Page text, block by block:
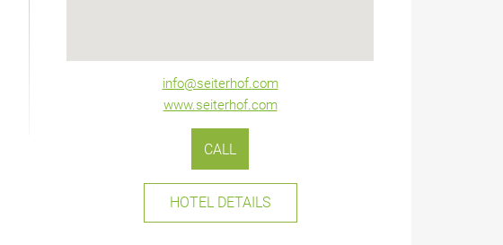
info@seiterhof.com
www.seiterhof.com
CALL
HOTEL DETAILS